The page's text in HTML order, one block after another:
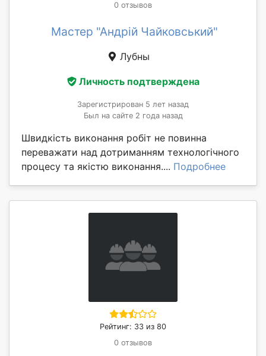
0 отзывов
Мастер "Андрій Чайковський"
Лубны
Личность подтверждена
Зарегистрирован 5 лет назад
Был на сайте 2 года назад
Швидкість виконання робіт не повинна
переважати над дотриманням технологічного
процесу та якістю виконання.... Подробнее
Рейтинг: 33 из 80
0 отзывов